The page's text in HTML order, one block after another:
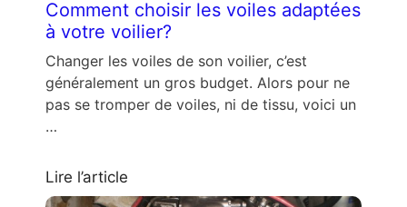
Comment choisir les voiles adaptées
à votre voilier?
Changer les voiles de son voilier, c’est
généralement un gros budget. Alors pour ne
pas se tromper de voiles, ni de tissu, voici un
…
Lire l’article